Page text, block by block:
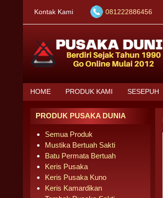
Kontak Kami 081222886456
HOME PRODUK KAMI SESEPUH
PRODUK PUSAKA DUNIA
Semua Produk
Mustika Bertuah Sakti
Batu Permata Bertuah
Keris Pusaka
Keris Pusaka Kuno
Keris Kamardikan